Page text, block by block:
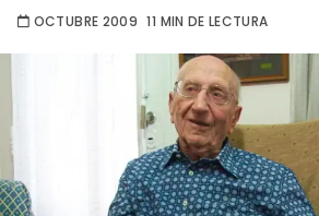
OCTUBRE 2009 11 MIN DE LECTURA